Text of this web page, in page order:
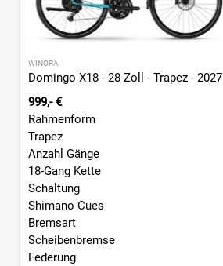
WINORA
Domingo X18 - 28 Zoll - Trapez - 2027
999,- €
Rahmenform
Trapez
Anzahl Gänge
18-Gang Kette
Schaltung
Shimano Cues
Bremsart
Scheibenbremse
Federung